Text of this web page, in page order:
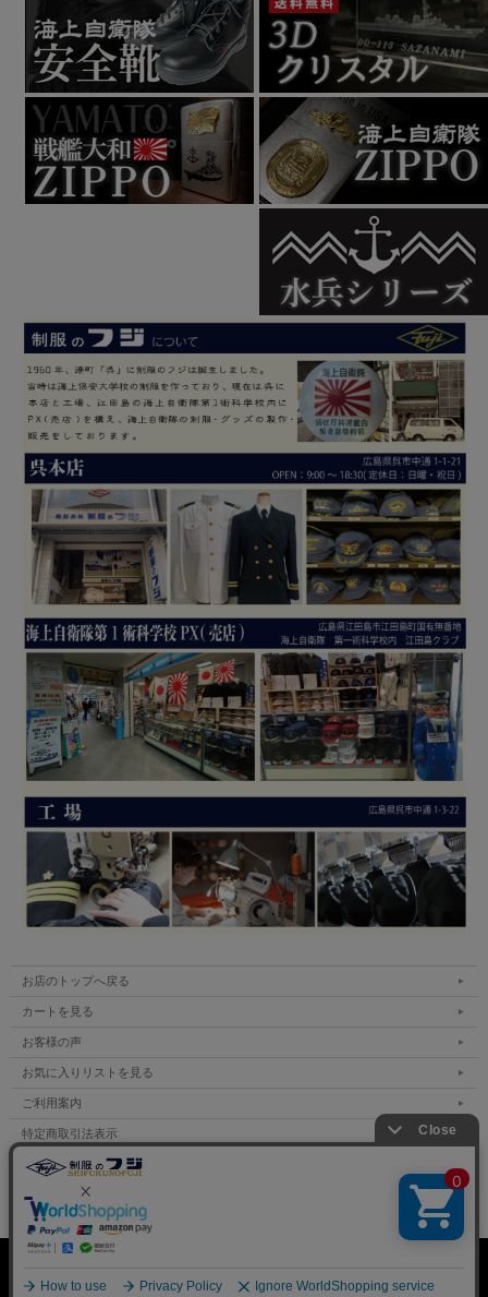
お店のトップへ戻る
カートを見る
お客様の声
お気に入りリストを見る
ご利用案内
特定商取引法表示
個人情報の取扱い
サイトマップ
Copyright (C) All Rights Reserved.